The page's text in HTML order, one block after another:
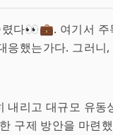
다👀💼. 여기서 주
응했는가다. 그러니
내리고 대규모 유동
구제 방안을 마련